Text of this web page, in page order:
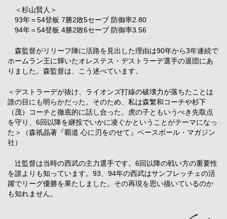
＜杉山賢人＞
93年＝54登板 7勝2敗5セーブ 防御率2.80
94年＝54登板 4勝2敗6セーブ 防御率3.56
森監督がリリーフ陣に活路を見出した理由は90年から3年連続で
ホームラン王に輝いたオレステス・デストラーデ選手の退団にあ
りました。森監督は、こう述べています。
＜デストラーデが抜け、ライオンズ打線の破壊力が落ちたことは
誰の目にも明らかだった。そのため、私は森繁和コーチや杉下
（茂）コーチと徹底的に話し合った。虎の子ともいうべき先取点
を守り、6回以降を継投でいかに凌ぐかということがテーマになっ
た＞（森祇晶著『覇道 心に刃をのせて』ベースボール・マガジン
社）
辻監督は当時の西武の主力選手です。6回以降の戦い方の重要性
を誰よりも知っています。93、94年の西武はサンフレッチェの活
躍でリーグ優勝を果たしました。その再現を思い描いているのか
も知れません。